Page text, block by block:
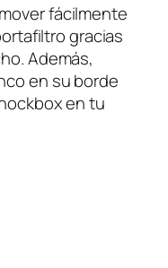
fácilmente
gracias
Además,
en su borde
en tu